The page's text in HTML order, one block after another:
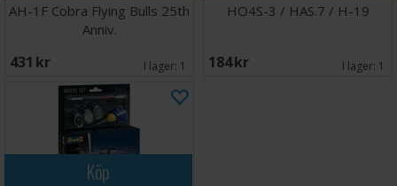
AH-1F Cobra Flying Bulls 25th
Anniv.
431 SEK I lager: 1
HO4S-3 / HAS.7 / H-19
184 SEK I lager: 1
Köp